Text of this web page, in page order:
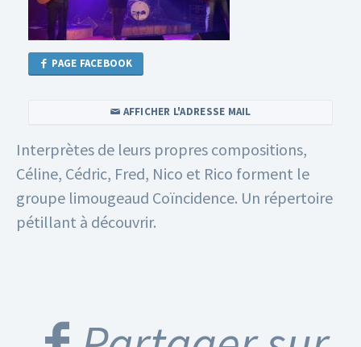
PAGE FACEBOOK
AFFICHER L'ADRESSE MAIL
Interprètes de leurs propres compositions,
Céline, Cédric, Fred, Nico et Rico forment le
groupe limougeaud Coïncidence. Un répertoire
pétillant à découvrir.